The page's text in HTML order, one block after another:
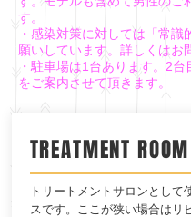
す。
・感染対策に対しては「常識
願いしています。詳しくはお
・駐車場は1台あります。2
をご案内させて頂きます。
TREATMENT ROOM
トリートメントサロンとして
スです。ここが狭い場合はリ